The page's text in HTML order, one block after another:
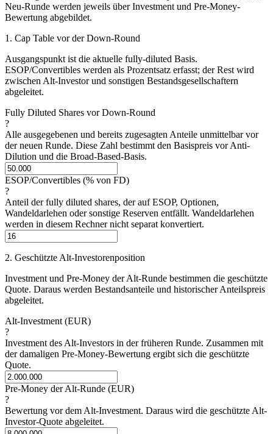
Neu-Runde werden jeweils über Investment und Pre-Money-
Bewertung abgebildet.
1. Cap Table vor der Down-Round
Ausgangspunkt ist die aktuelle fully-diluted Basis.
ESOP/Convertibles werden als Prozentsatz erfasst; der Rest wird
zwischen Alt-Investor und sonstigen Bestandsgesellschaftern
abgeleitet.
Fully Diluted Shares vor Down-Round
?
Alle ausgegebenen und bereits zugesagten Anteile unmittelbar vor
der neuen Runde. Diese Zahl bestimmt den Basispreis vor Anti-
Dilution und die Broad-Based-Basis.
ESOP/Convertibles (% von FD)
?
Anteil der fully diluted shares, der auf ESOP, Optionen,
Wandeldarlehen oder sonstige Reserven entfällt. Wandeldarlehen
werden in diesem Rechner nicht separat konvertiert.
2. Geschützte Alt-Investorenposition
Investment und Pre-Money der Alt-Runde bestimmen die geschützte
Quote. Daraus werden Bestandsanteile und historischer Anteilspreis
abgeleitet.
Alt-Investment (EUR)
?
Investment des Alt-Investors in der früheren Runde. Zusammen mit
der damaligen Pre-Money-Bewertung ergibt sich die geschützte
Quote.
Pre-Money der Alt-Runde (EUR)
?
Bewertung vor dem Alt-Investment. Daraus wird die geschützte Alt-
Investor-Quote abgeleitet.